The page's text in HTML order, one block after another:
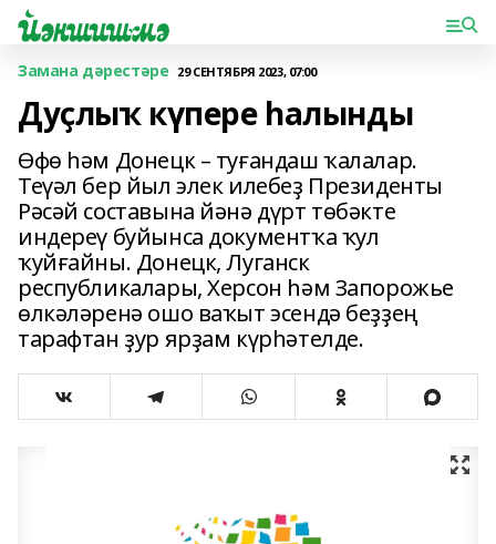
Замана дәрестәре 29 СЕНТЯБРЯ 2023, 07:00
Дуҫлыҡ күпере һалынды
Өфө һәм Донецк – туғандаш ҡалалар.
Теүәл бер йыл элек илебеҙ Президенты
Рәсәй составына йәнә дүрт төбәкте
индереү буйынса документҡа ҡул
ҡуйғайны. Донецк, Луганск
республикалары, Херсон һәм Запорожье
өлкәләренә ошо ваҡыт эсендә беҙҙең
тарафтан ҙур ярҙам күрһәтелде.